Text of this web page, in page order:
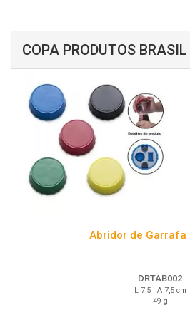
COPA PRODUTOS
Abridor de Garrafa
DRTAB002
L 7,5 | A 7,5 cm
49 g